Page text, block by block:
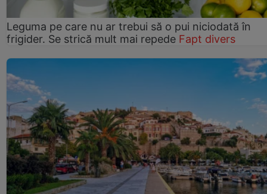
Leguma pe care nu ar trebui să o pui niciodată în
frigider. Se strică mult mai repede Fapt divers